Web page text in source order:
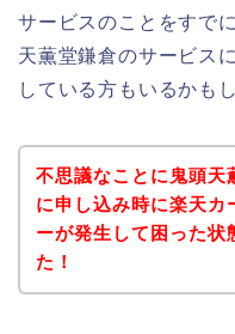
サービスのことをすで
天薫堂鎌倉のサービス
している方もいるかも
不思議なことに鬼頭天
に申し込み時に楽天カ
ーが発生して困った状
た！